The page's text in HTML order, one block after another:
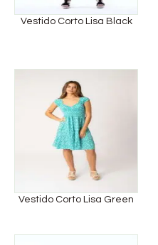
Vestido Corto Lisa Black
Vestido Corto Lisa Green